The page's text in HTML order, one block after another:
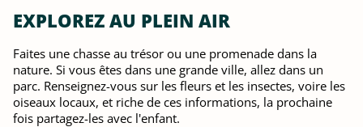
EXPLOREZ AU PLEIN AIR
Faites une chasse au trésor ou une promenade dans la
nature. Si vous êtes dans une grande ville, allez dans un
parc. Renseignez-vous sur les fleurs et les insectes, voire les
oiseaux locaux, et riche de ces informations, la prochaine
fois partagez-les avec l'enfant.